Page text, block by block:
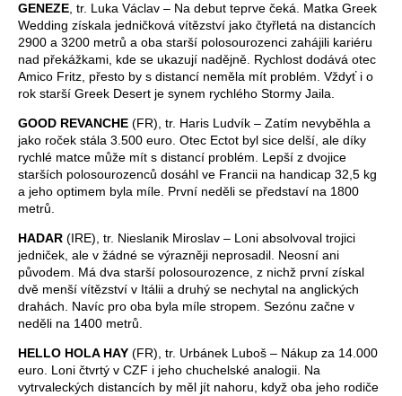
GENEZE , tr. Luka Václav – Na debut teprve čeká. Matka Greek
Wedding získala jedničková vítězství jako čtyřletá na distancích
2900 a 3200 metrů a oba starší polosourozenci zahájili kariéru
nad překážkami, kde se ukazují nadějně. Rychlost dodává otec
Amico Fritz, přesto by s distancí neměla mít problém. Vždyť i o
rok starší Greek Desert je synem rychlého Stormy Jaila.
GOOD REVANCHE (FR), tr. Haris Ludvík – Zatím nevyběhla a
jako roček stála 3.500 euro. Otec Ectot byl sice delší, ale díky
rychlé matce může mít s distancí problém. Lepší z dvojice
starších polosourozenců dosáhl ve Francii na handicap 32,5 kg
a jeho optimem byla míle. První neděli se představí na 1800
metrů.
HADAR (IRE), tr. Nieslanik Miroslav – Loni absolvoval trojici
jedniček, ale v žádné se výrazněji neprosadil. Neosní ani
původem. Má dva starší polosourozence, z nichž první získal
dvě menší vítězství v Itálii a druhý se nechytal na anglických
drahách. Navíc pro oba byla míle stropem. Sezónu začne v
neděli na 1400 metrů.
HELLO HOLA HAY (FR), tr. Urbánek Luboš – Nákup za 14.000
euro. Loni čtvrtý v CZF i jeho chuchelské analogii. Na
vytrvaleckých distancích by měl jít nahoru, když oba jeho rodiče